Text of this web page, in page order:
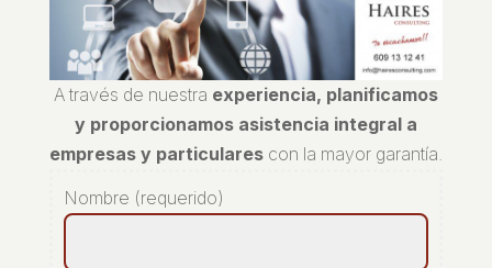
A través de nuestra experiencia, planificamos
y proporcionamos asistencia integral a
empresas y particularescon la mayor garantía.
Nombre (requerido)